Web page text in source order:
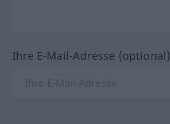
Ihre E-Mail-Adresse (optional)